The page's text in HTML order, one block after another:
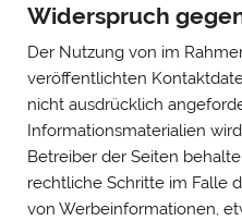
Widerspruch
Der Nutzung von im
veröffentlichten
nicht ausdrücklich
Informationsmaterialien
Betreiber der Seiten
rechtliche Schritte im Falle
von Werbeinformationen,